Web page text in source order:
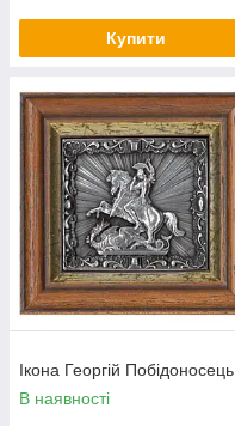
Купити
Ікона Георгій Побідоносець
В наявності